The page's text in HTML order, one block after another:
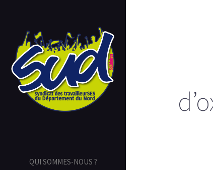
QUI SOMMES-NOUS ?